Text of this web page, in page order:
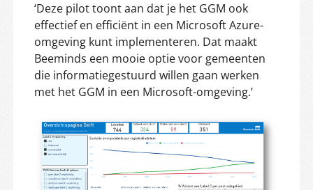
‘Deze pilot toont aan dat je het GGM ook
effectief en efficiënt in een Microsoft Azure-
omgeving kunt implementeren. Dat maakt
Beeminds een mooie optie voor gemeenten
die informatiegestuurd willen gaan werken
met het GGM in een Microsoft-omgeving.’